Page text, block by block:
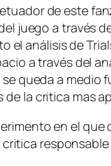
de es­te
jue­go a tra­vés
el aná­li­sis de
a tra­vés del
que­da a
la cri­ti­ca mas
en el
cri­ti­ca